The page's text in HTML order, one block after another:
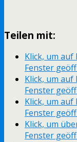
Teilen mit:
Klick, um auf
Fenster
Klick, um
Fenster
Klick, um auf
Fenster
Klick, um
Fenster